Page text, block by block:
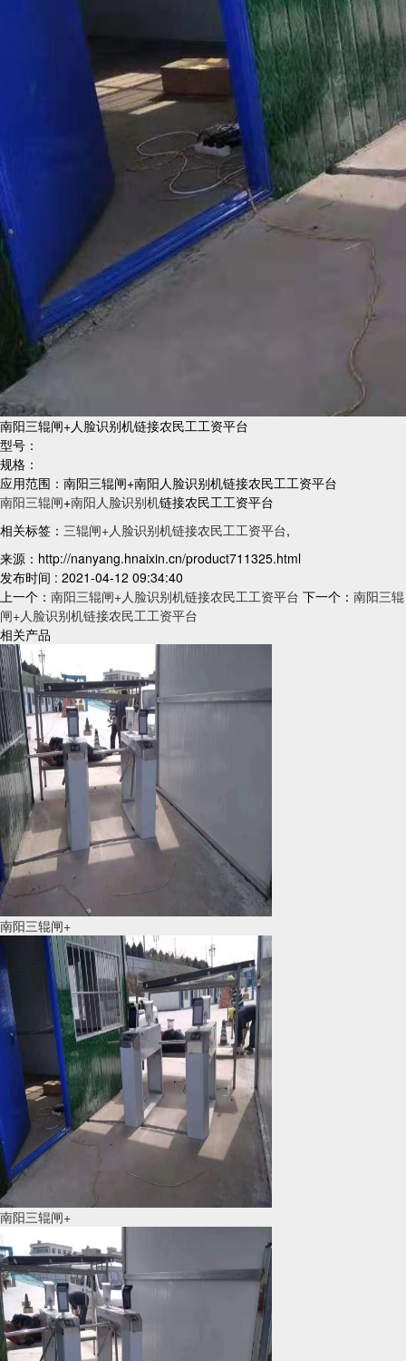
南阳三辊闸+人脸识别机链接农民工工资平台
型号：
规格：
应用范围：南阳三辊闸+南阳人脸识别机链接农民工工资平台
南阳三辊闸+南阳人脸识别机链接农民工工资平台
相关标签： 三辊闸+人脸识别机链接农民工工资平台,
来源：http://nanyang.hnaixin.cn/product711325.html
发布时间 : 2021-04-12 09:34:40
上一个： 南阳三辊闸+人脸识别机链接农民工工资平台 下一个： 南阳三辊
闸+人脸识别机链接农民工工资平台
相关产品
南阳三辊闸+
南阳三辊闸+